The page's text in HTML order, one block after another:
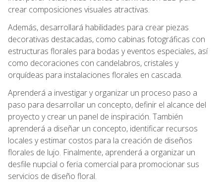
crear composiciones visuales atractivas.
Además, desarrollará habilidades para crear piezas
decorativas destacadas, como cabinas fotográficas con
estructuras florales para bodas y eventos especiales, así
como decoraciones con candelabros, cristales y
orquídeas para instalaciones florales en cascada.
Aprenderá a investigar y organizar un proceso paso a
paso para desarrollar un concepto, definir el alcance del
proyecto y crear un panel de inspiración. También
aprenderá a diseñar un concepto, identificar recursos
locales y estimar costos para la creación de diseños
florales de lujo. Finalmente, aprenderá a organizar un
desfile nupcial o feria comercial para promocionar sus
servicios de diseño floral.